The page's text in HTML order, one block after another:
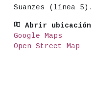
Suanzes (línea 5).
Abrir ubicación
Google Maps
Open Street Map